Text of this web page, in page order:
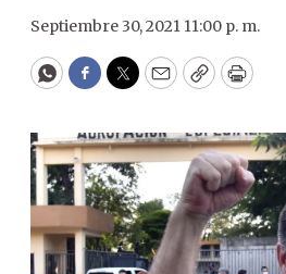
Septiembre 30, 2021 11:00 p. m.
WhatsApp
Facebook
Twitter
EmailCopyPrint